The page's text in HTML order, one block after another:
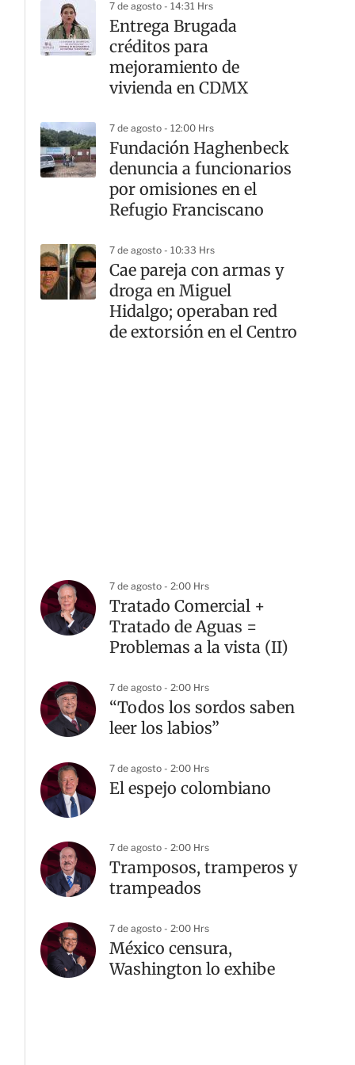
7 de agosto - 14:31 Hrs
Entrega Brugada
créditos para
mejoramiento de
vivienda en CDMX
7 de agosto - 12:00 Hrs
Fundación Haghenbeck
denuncia a funcionarios
por omisiones en el
Refugio Franciscano
7 de agosto - 10:33 Hrs
Cae pareja con armas y
droga en Miguel
Hidalgo; operaban red
de extorsión en el Centro
7 de agosto - 2:00 Hrs
Tratado Comercial +
Tratado de Aguas =
Problemas a la vista (II)
7 de agosto - 2:00 Hrs
“Todos los sordos saben
leer los labios”
7 de agosto - 2:00 Hrs
El espejo colombiano
7 de agosto - 2:00 Hrs
Tramposos, tramperos y
trampeados
7 de agosto - 2:00 Hrs
México censura,
Washington lo exhibe